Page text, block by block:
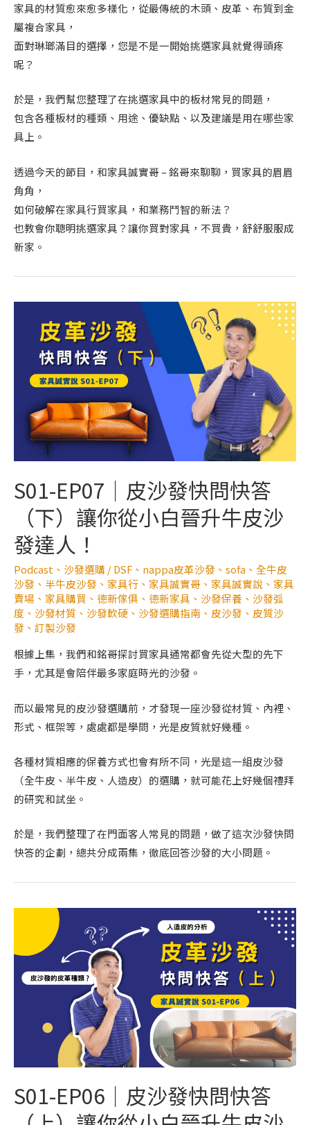
家具的材質愈來愈多樣化，從最傳統的木頭、皮革、布質到金
屬複合家具，
面對琳瑯滿目的選擇，您是不是一開始挑選家具就覺得頭疼
呢？
於是，我們幫您整理了在挑選家具中的板材常見的問題，
包含各種板材的種類、用途、優缺點、以及建議是用在哪些家
具上。
透過今天的節目，和家具誠實哥 – 銘哥來聊聊，買家具的眉眉
角角，
如何破解在家具行買家具，和業務鬥智的新法？
也教會你聰明挑選家具？讓你買對家具，不買貴，舒舒服服成
新家。
S01-EP07｜皮沙發快問快答
（下）讓你從小白晉升牛皮沙
發達人！
Podcast 、 沙發選購/DSF 、 nappa皮革沙發 、 sofa 、 全牛皮
沙發 、 半牛皮沙發 、 家具行 、 家具誠實哥 、 家具誠實說 、 家具
賣場 、 家具購買 、 德新傢俱 、 德新家具 、 沙發保養 、 沙發弧
度 、 沙發材質 、 沙發軟硬 、 沙發選購指南 、 皮沙發 、 皮質沙
發 、 訂製沙發
根據上集，我們和銘哥探討買家具通常都會先從大型的先下
手，尤其是會陪伴最多家庭時光的沙發。
而以最常見的皮沙發選購前，才發現一座沙發從材質、內裡、
形式、框架等，處處都是學問，光是皮質就好幾種。
各種材質相應的保養方式也會有所不同，光是這一組皮沙發
（全牛皮、半牛皮、人造皮）的選購，就可能花上好幾個禮拜
的研究和試坐。
於是，我們整理了在門面客人常見的問題，做了這次沙發快問
快答的企劃，總共分成兩集，徹底回答沙發的大小問題。
S01-EP06｜皮沙發快問快答